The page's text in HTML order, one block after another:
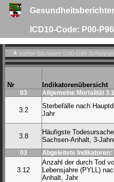
ICD10-Code: P00-
vorher Stichwort: O00-O99
Nr Indikatorenübersicht
03 Allgemeine Mortalität
3.2
Sterbefälle nach
Jahr
3.8
Häufigste
Sachsen-Anhalt, 3-
03 Abgeleitete Indikatoren:
3.12
Anzahl der durch Tod
Lebensjahre (PYLL)
Anhalt, Jahr